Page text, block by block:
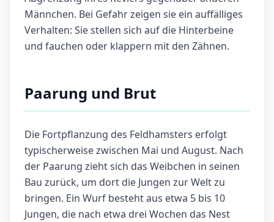
Männchen. Bei Gefahr zeigen sie ein auffälliges
Verhalten: Sie stellen sich auf die Hinterbeine
und fauchen oder klappern mit den Zähnen.
Paarung und Brut
Die Fortpflanzung des Feldhamsters erfolgt
typischerweise zwischen Mai und August. Nach
der Paarung zieht sich das Weibchen in seinen
Bau zurück, um dort die Jungen zur Welt zu
bringen. Ein Wurf besteht aus etwa 5 bis 10
Jungen, die nach etwa drei Wochen das Nest